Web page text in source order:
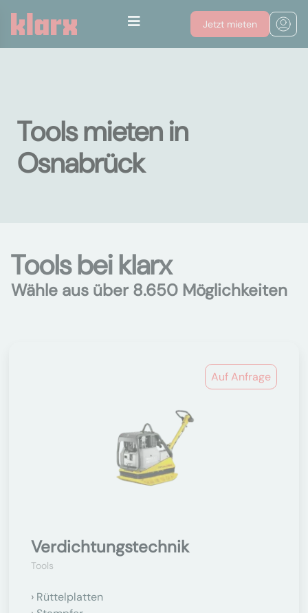
Jetzt mieten
Tools mieten in
Osnabrück
Tools bei klarx
Wähle aus über 8.650 Möglichkeiten
Auf Anfrage
Verdichtungstechnik
Tools
Rüttelplatten